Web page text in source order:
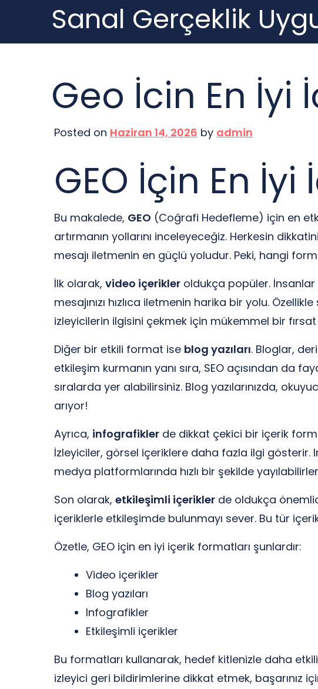
content
Sanal Gerçeklik
Geo İcin En İyi
Posted on Haziran 14, 2026 by admin
GEO İçin En
Bu makalede, GEO (Coğrafi Hedefleme) için en
artırmanın yollarını inceleyeceğiz. Herkesin
mesajı iletmenin en güçlü yoludur. Peki, hangi
İlk olarak, video içerikler oldukça popüler.
mesajınızı hızlıca iletmenin harika bir yolu.
izleyicilerin ilgisini çekmek için mükemmel bir
Diğer bir etkili format ise blog yazıları. Bloglar,
etkileşim kurmanın yanı sıra, SEO açısından da
sıralarda yer alabilirsiniz. Blog yazılarınızda,
arıyor!
Ayrıca, infografikler de dikkat çekici bir içerik
İzleyiciler, görsel içeriklere daha fazla ilgi gösterir.
medya platformlarında hızlı bir şekilde
Son olarak, etkileşimli içerikler de oldukça
içeriklerle etkileşimde bulunmayı sever. Bu tür
Özetle, GEO için en iyi içerik formatları şunlardır:
Video içerikler
Blog yazıları
Infografikler
Etkileşimli içerikler
Bu formatları kullanarak, hedef kitlenizle daha
izleyici geri bildirimlerine dikkat etmek, başarınız